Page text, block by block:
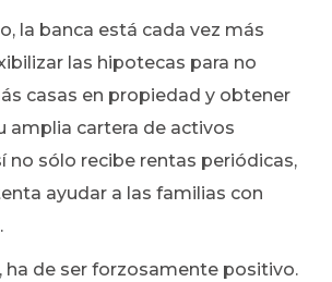
la banca está cada vez más
las hipotecas para no
casas en propiedad y obtener
amplia cartera de activos
no sólo recibe rentas periódicas,
ayudar a las familias con
ha de ser forzosamente positivo.